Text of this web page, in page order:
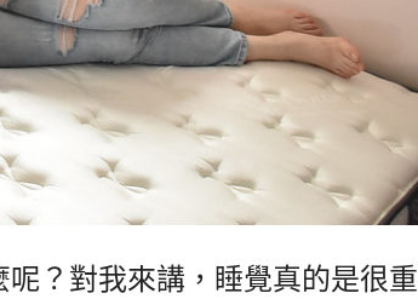
？對我來講，睡覺真的是很重